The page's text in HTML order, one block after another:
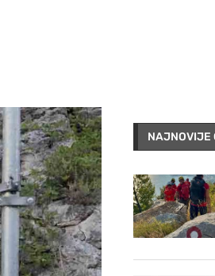
NAJNOVIJE